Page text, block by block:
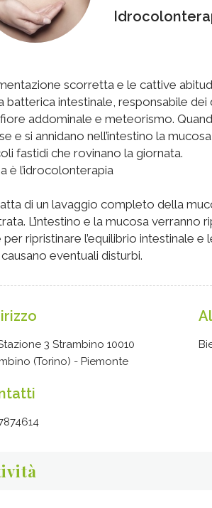
scorretta e le cattive
batterica intestinale, responsabile dei
addominale e meteorismo.
e si annidano nell’intestino la
fastidi che rovinano la giornata.
è l’idrocolonterapia
di un lavaggio completo della
L’intestino e la mucosa
per ripristinare l’equilibrio intestinale e
eventuali disturbi.
3 Strambino 10010
(Torino) - Piemonte